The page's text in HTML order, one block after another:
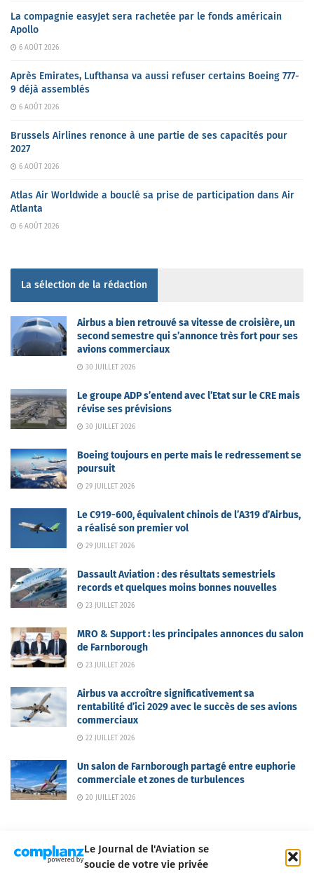
Le Journal de l'Aviation se
soucie de votre vie privée
La compagnie easyJet sera rachetée par le fonds américain
Apollo
6 AOÛT 2026
Après Emirates, Lufthansa va aussi refuser certains Boeing 777-
9 déjà assemblés
6 AOÛT 2026
Brussels Airlines renonce à une partie de ses capacités pour
2027
6 AOÛT 2026
Atlas Air Worldwide a bouclé sa prise de participation dans Air
Atlanta
6 AOÛT 2026
La sélection de la rédaction
Airbus a bien retrouvé sa vitesse de croisière, un
second semestre qui s’annonce très fort pour ses
avions commerciaux
30 JUILLET 2026
Le groupe ADP s’entend avec l’Etat sur le CRE mais
révise ses prévisions
30 JUILLET 2026
Boeing toujours en perte mais le redressement se
poursuit
29 JUILLET 2026
Le C919-600, équivalent chinois de l’A319 d’Airbus,
a réalisé son premier vol
29 JUILLET 2026
Dassault Aviation : des résultats semestriels
records et quelques moins bonnes nouvelles
23 JUILLET 2026
MRO & Support : les principales annonces du salon
de Farnborough
23 JUILLET 2026
Airbus va accroître significativement sa
rentabilité d’ici 2029 avec le succès de ses avions
commerciaux
22 JUILLET 2026
Un salon de Farnborough partagé entre euphorie
commerciale et zones de turbulences
20 JUILLET 2026